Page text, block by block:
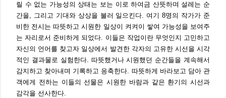
릴 수 없는 가능성의 상태는 보는 이로 하여금 산뜻하며 설레는 순
간을, 그리고 기대와 상상을 불러 일으킨다. 여기 8명의 작가가 준
비한 전시는 따뜻하고 시원한 일상이 켜켜이 쌓여 가능성을 보여주
는 자리로서 준비하게 되었다. 이들은 작업이란 무엇인지 고민하고
자신의 언어를 찾고자 일상에서 발견한 각자의 고유한 시선을 시각
적인 결과물로 실험한다. 따뜻했거나 시원했던 순간들을 계속해서
감지하고 찾아내며 기록하고 응축한다. 따뜻하게 바라보고 담아 관
객에게 전하는 이들의 선물은 시원한 바람과 같은 환기의 시선과
감각을 선사한다.